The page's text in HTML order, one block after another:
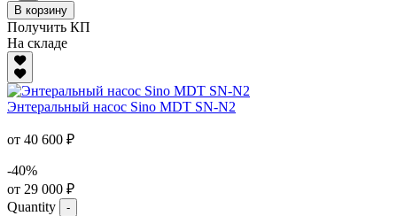
В корзину
Получить КП
На складе
Энтеральный насос Sino MDT SN-N2
от 40 600 ₽
-40%
от 29 000 ₽
Quantity
-